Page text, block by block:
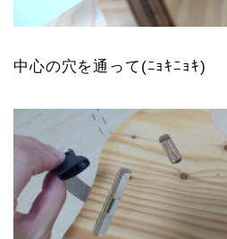
中心の穴を通って(ﾆｮｷﾆｮｷ)